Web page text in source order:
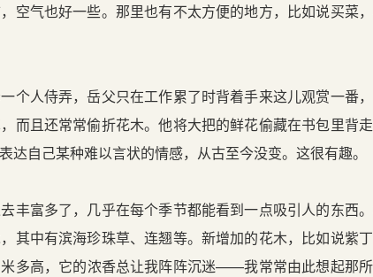
空气也好一些。那里也有不太方便的地方，比如说买菜
人侍弄，岳父只在工作累了时背着手来这儿观赏一番
而且还常常偷折花木。他将大把的鲜花偷藏在书包里背
达自己某种难以言状的情感，从古至今没变。这很有趣。
富多了，几乎在每个季节都能看到一点吸引人的东西
其中有滨海珍珠草、连翘等。新增加的花木，比如说紫
多高，它的浓香总让我阵阵沉迷——我常常由此想起那